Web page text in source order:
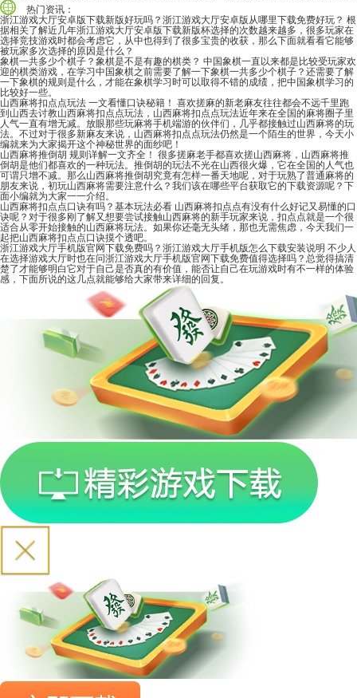
热门资讯：
浙江游戏大厅安卓版下载新版好玩吗？浙江游戏大厅安卓版从哪里下载免费好玩？ 根
据相关了解近几年浙江游戏大厅安卓版下载新版杯选择的次数越来越多，很多玩家在
选择竞技游戏时都会考虑它，从中也得到了很多宝贵的收获，那么下面就看看它能够
被玩家多次选择的原因是什么？
象棋一共多少个棋子？象棋是不是有趣的棋类？ 中国象棋一直以来都是比较受玩家欢
迎的棋类游戏，在学习中国象棋之前需要了解一下象棋一共多少个棋子？还需要了解
一下象棋的规则是什么，才能在象棋学习时可以取得不错的成绩，把中国象棋学习的
比较好一些。
山西麻将扣点点玩法 一文看懂口诀秘籍！ 喜欢搓麻的新老麻友往往都会不远千里跑
到山西去讨教山西麻将扣点点玩法，山西麻将扣点点玩法近年来在全国的麻将圈子里
人气一直有增无减。放眼那些玩麻将手机端游的伙伴们，几乎都接触过山西麻将的玩
法。不过对于很多新麻友来说，山西麻将扣点点玩法仍然是一个陌生的世界，今天小
编就来为大家揭开这个神秘世界的面纱吧！
山西麻将推倒胡 规则详解一文齐全！ 很多搓麻老手都喜欢搓山西麻将，山西麻将推
倒胡是他们都喜欢的一种玩法。推倒胡的玩法不光在山西很火爆，它在全国的人气也
可谓只增不减。那么山西麻将推倒胡究竟有怎样一番天地呢，对于玩熟了普通麻将的
朋友来说，初玩山西麻将需要注意什么？我们该在哪些平台获取它的下载资源呢？下
面小编就为大家一一介绍。
山西麻将扣点点口诀有吗？基本玩法必看 山西麻将扣点点有没有什么好记又易懂的口
诀呢？对于很多刚了解又想要尝试接触山西麻将的新手玩家来说，扣点点就是一个很
适合从零开始接触的山西麻将玩法。如果你还毫无头绪，那也无需焦虑，今天我们一
起把山西麻将扣点点口诀摸个透吧。
浙江游戏大厅手机版官网下载免费吗？浙江游戏大厅手机版怎么下载安装说明 不少人
在选择游戏大厅时也在问浙江游戏大厅手机版官网下载免费值得选择吗？总觉得搞清
楚了才能够明白它对于自己是否真的有价值，能否让自己在玩游戏时有不一样的体验
感，下面所说的这几点就能够给大家带来详细的回复。